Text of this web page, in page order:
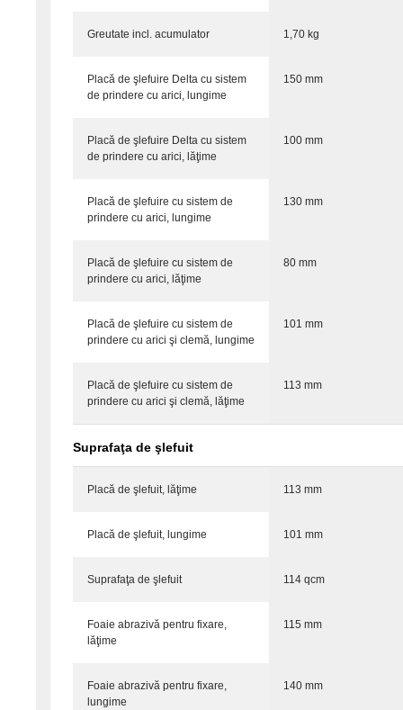
Greutate incl. acumulator 1,70 kg
Placă de şlefuire Delta cu sistem
de prindere cu arici, lungime
150 mm
Placă de şlefuire Delta cu sistem
de prindere cu arici, lăţime
100 mm
Placă de şlefuire cu sistem de
prindere cu arici, lungime
130 mm
Placă de şlefuire cu sistem de
prindere cu arici, lăţime
80 mm
Placă de şlefuire cu sistem de
prindere cu arici şi clemă, lungime
101 mm
Placă de şlefuire cu sistem de
prindere cu arici şi clemă, lăţime
113 mm
Suprafaţa de şlefuit
Placă de şlefuit, lăţime 113 mm
Placă de şlefuit, lungime 101 mm
Suprafaţa de şlefuit 114 qcm
Foaie abrazivă pentru fixare,
lăţime
115 mm
Foaie abrazivă pentru fixare,
lungime
140 mm